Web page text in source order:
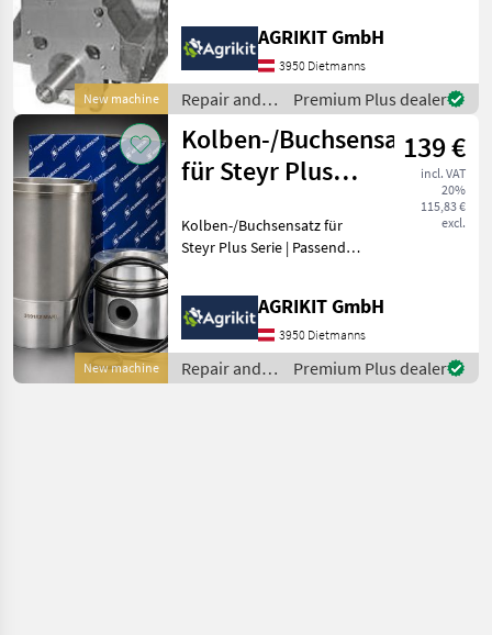
New machine
Landini sowie weitere
Modelle. Hochwertiger
Perkins Short Motor –
Fachgerecht
AGRIKIT GmbH
3950 Dietmanns
Repair and
spare parts /
Lindner
Premium Plus dealer
New machine
Kolben-/Buchsensatz
für Steyr Plus
139 €
incl. VAT
20%
115,83 €
excl.
Kolben-/Buchsensatz für
Steyr Plus Serie | Passend
& 768 Hochwertiger
Kolben-/Buchsensatz für
Steyr Plus Tra
AGRIKIT GmbH
3950 Dietmanns
Repair and
spare parts /
Premium Plus dealer